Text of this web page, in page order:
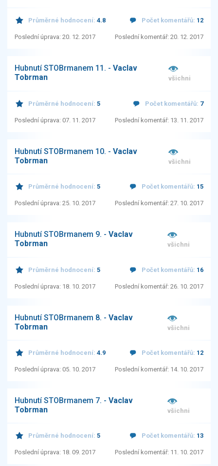
Průměrné hodnocení: 4.8 Počet komentářů: 12
Poslední úprava: 20. 12. 2017 Poslední komentář: 20. 12. 2017
Hubnutí STOBrmanem 11. - Vaclav
Tobrman
všichni
Průměrné hodnocení: 5 Počet komentářů: 7
Poslední úprava: 07. 11. 2017 Poslední komentář: 13. 11. 2017
Hubnutí STOBrmanem 10. - Vaclav
Tobrman
všichni
Průměrné hodnocení: 5 Počet komentářů: 15
Poslední úprava: 25. 10. 2017 Poslední komentář: 27. 10. 2017
Hubnutí STOBrmanem 9. - Vaclav
Tobrman
všichni
Průměrné hodnocení: 5 Počet komentářů: 16
Poslední úprava: 18. 10. 2017 Poslední komentář: 26. 10. 2017
Hubnutí STOBrmanem 8. - Vaclav
Tobrman
všichni
Průměrné hodnocení: 4.9 Počet komentářů: 12
Poslední úprava: 05. 10. 2017 Poslední komentář: 14. 10. 2017
Hubnutí STOBrmanem 7. - Vaclav
Tobrman
všichni
Průměrné hodnocení: 5 Počet komentářů: 13
Poslední úprava: 18. 09. 2017 Poslední komentář: 11. 10. 2017